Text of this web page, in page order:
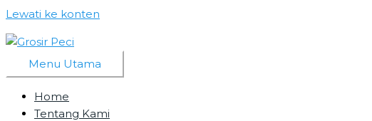
Lewati ke konten
Menu Utama
Home
Tentang Kami